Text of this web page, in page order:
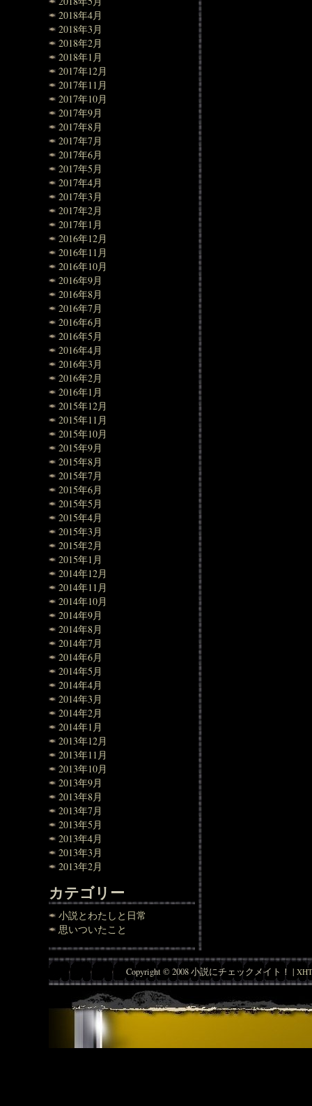
2018年4月
2018年3月
2018年2月
2018年1月
2017年12月
2017年11月
2017年10月
2017年9月
2017年8月
2017年7月
2017年6月
2017年5月
2017年4月
2017年3月
2017年2月
2017年1月
2016年12月
2016年11月
2016年10月
2016年9月
2016年8月
2016年7月
2016年6月
2016年5月
2016年4月
2016年3月
2016年2月
2016年1月
2015年12月
2015年11月
2015年10月
2015年9月
2015年8月
2015年7月
2015年6月
2015年5月
2015年4月
2015年3月
2015年2月
2015年1月
2014年12月
2014年11月
2014年10月
2014年9月
2014年8月
2014年7月
2014年6月
2014年5月
2014年4月
2014年3月
2014年2月
2014年1月
2013年12月
2013年11月
2013年10月
2013年9月
2013年8月
2013年7月
2013年5月
2013年4月
2013年3月
2013年2月
カテゴリー
小説とわたしと日常
思いついたこと
Copyright © 2008 小説にチェックメイト！ |